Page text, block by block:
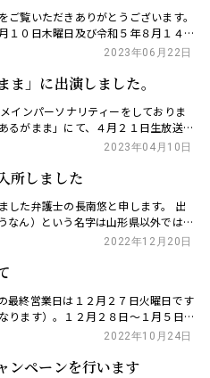
覧いただきありがとうございます。
１０日木曜日及び令和５年８月１４日
させていただきます。（法律事務所
2023年06月22日
」に出演しました。
インパーソナリティーをしておりま
るがまま」にて、４月２１日生放送に
一つの人生の目標であったので、今
2023年04月10日
所しました
した弁護士の長南悠と申します。 出
なん）という名字は山形県以外では珍
興味をお持ちいただくことも多いで
2022年12月20日
最終営業日は１２月２７日火曜日です
ります）。１２月２８日～１月５日ま
日から通常営業とさせていただきま
2022年10月24日
ンペーンを行います